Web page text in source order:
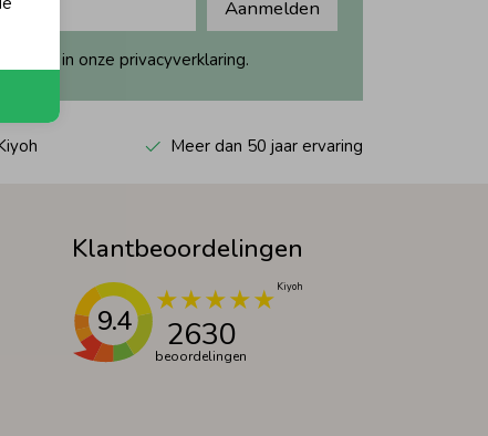
Aanmelden
dit in onze privacyverklaring.
Meer dan 50 jaar ervaring
Klantbeoordelingen
9.4 2630
beoordelingen